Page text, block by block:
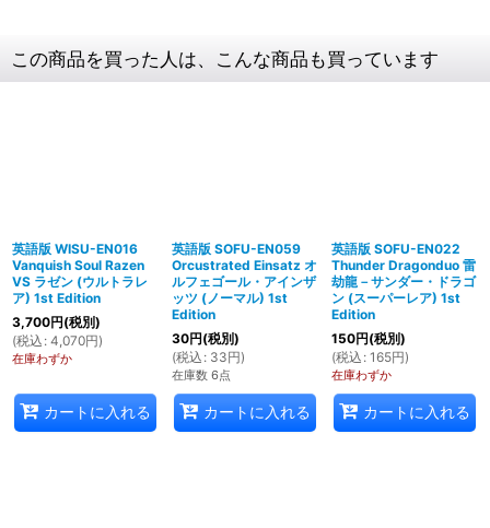
この商品を買った人は、こんな商品も買っています
英語版 WISU-EN016
Vanquish Soul Razen
VS ラゼン (ウルトラレ
ア) 1st Edition
3,700円(税別)
(税込 : 4,070円)
在庫わずか
カートに入れる
英語版 SOFU-EN059
Orcustrated Einsatz オ
ルフェゴール・アインザ
ッツ (ノーマル) 1st
Edition
30円(税別)
(税込 : 33円)
在庫数 6点
カートに入れる
英語版 SOFU-EN022
Thunder Dragonduo 雷
劫龍－サンダー・ドラゴ
ン (スーパーレア) 1st
Edition
150円(税別)
(税込 : 165円)
在庫わずか
カートに入れる